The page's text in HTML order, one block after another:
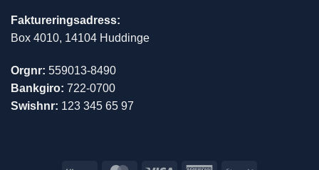
Faktureringsadress:
Box 4010, 14104 Huddinge
Orgnr: 559013-8490
Bankgiro: 722-0700
Swishnr: 123 345 65 97